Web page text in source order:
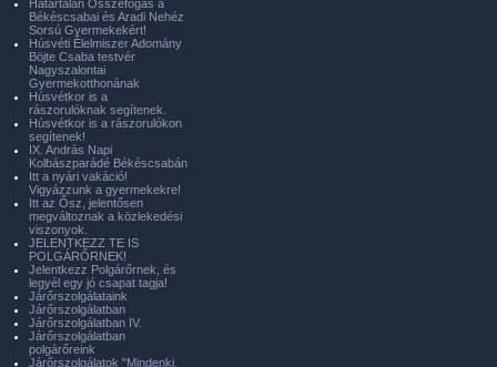
Határtalan Összefogás a
Békéscsabai és Aradi Nehéz
Sorsú Gyermekekért!
Húsvéti Élelmiszer Adomány
Böjte Csaba testvér
Nagyszalontai
Gyermekotthonának
Húsvétkor is a
rászorulóknak segítenek.
Húsvétkor is a rászorulókon
segítenek!
IX. András Napi
Kolbászparádé Békéscsabán
Itt a nyári vakáció!
Vigyázzunk a gyermekekre!
Itt az Ősz, jelentősen
megváltoznak a közlekedési
viszonyok.
JELENTKEZZ TE IS
POLGÁRŐRNEK!
Jelentkezz Polgárőrnek, és
legyél egy jó csapat tagja!
Járőrszolgálataink
Járőrszolgálatban
Járőrszolgálatban IV.
Járőrszolgálatban
polgárőreink
Járőrszolgálatok "Mindenki,